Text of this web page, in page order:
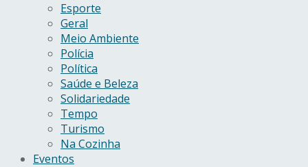
Esporte
Geral
Meio Ambiente
Polícia
Política
Saúde e Beleza
Solidariedade
Tempo
Turismo
Na Cozinha
Eventos